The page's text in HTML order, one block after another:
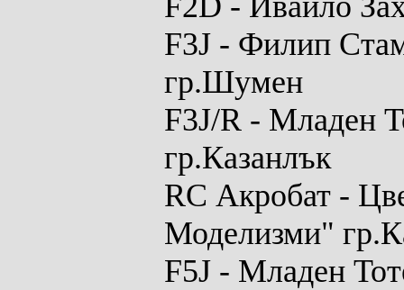
F3J - Филип
гр.Шумен
F3J/R - Младен
гр.Казанлък
RC Акробат -
Моделизми"
F5J - Младен